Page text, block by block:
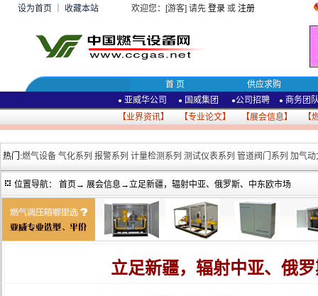
设为首页 收藏本站 欢迎您：[游客] 请先 登录或 注册
首 页 供应求购
● 亚威华公司 ● 国威集团 ●公司招聘 ● 商务团
【业界资讯】 【专业论文】 【展会信息】 【
热门:燃气设备 气化系列 报警系列 计量检测系列 测试仪表系列 管道阀门系列 加气动
位置导航： 首页 → 展会信息→立足新疆，辐射中亚、俄罗斯、中东欧市场
立足新疆，辐射中亚、俄